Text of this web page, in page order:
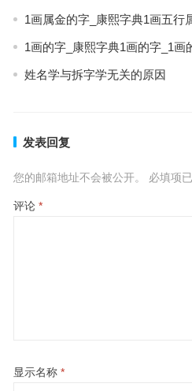
1画属金的字_康熙字典1画五行
1画的字_康熙字典1画的字_1画
姓名学与拆字学无关的原因
发表回复
您的邮箱地址不会被公开。 必填项
评论 *
显示名称 *